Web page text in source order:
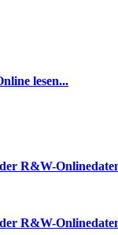
lesen...
R&W-
R&W-